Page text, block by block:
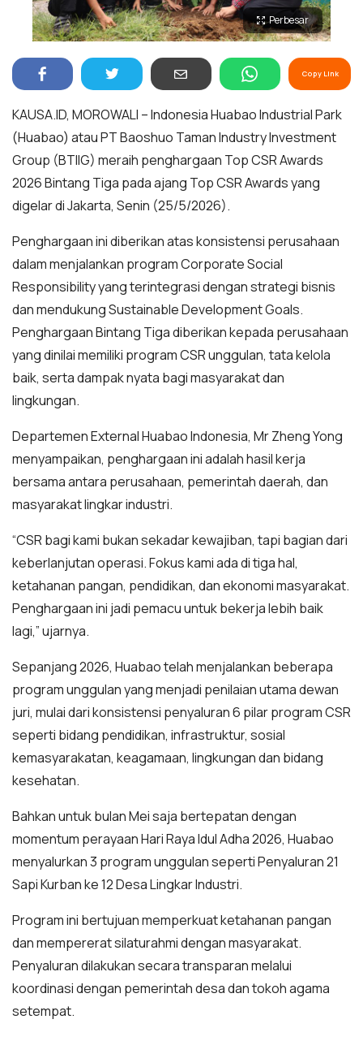
Perbesar
Copy Link
KAUSA.ID, MOROWALI – Indonesia Huabao Industrial Park
(Huabao) atau PT Baoshuo Taman Industry Investment
Group (BTIIG) meraih penghargaan Top CSR Awards
2026 Bintang Tiga pada ajang Top CSR Awards yang
digelar di Jakarta, Senin (25/5/2026).
Penghargaan ini diberikan atas konsistensi perusahaan
dalam menjalankan program Corporate Social
Responsibility yang terintegrasi dengan strategi bisnis
dan mendukung Sustainable Development Goals.
Penghargaan Bintang Tiga diberikan kepada perusahaan
yang dinilai memiliki program CSR unggulan, tata kelola
baik, serta dampak nyata bagi masyarakat dan
lingkungan.
Departemen External Huabao Indonesia, Mr Zheng Yong
menyampaikan, penghargaan ini adalah hasil kerja
bersama antara perusahaan, pemerintah daerah, dan
masyarakat lingkar industri.
“CSR bagi kami bukan sekadar kewajiban, tapi bagian dari
keberlanjutan operasi. Fokus kami ada di tiga hal,
ketahanan pangan, pendidikan, dan ekonomi masyarakat.
Penghargaan ini jadi pemacu untuk bekerja lebih baik
lagi,” ujarnya.
Sepanjang 2026, Huabao telah menjalankan beberapa
program unggulan yang menjadi penilaian utama dewan
juri, mulai dari konsistensi penyaluran 6 pilar program CSR
seperti bidang pendidikan, infrastruktur, sosial
kemasyarakatan, keagamaan, lingkungan dan bidang
kesehatan.
Bahkan untuk bulan Mei saja bertepatan dengan
momentum perayaan Hari Raya Idul Adha 2026, Huabao
menyalurkan 3 program unggulan seperti Penyaluran 21
Sapi Kurban ke 12 Desa Lingkar Industri.
Program ini bertujuan memperkuat ketahanan pangan
dan mempererat silaturahmi dengan masyarakat.
Penyaluran dilakukan secara transparan melalui
koordinasi dengan pemerintah desa dan tokoh agama
setempat.